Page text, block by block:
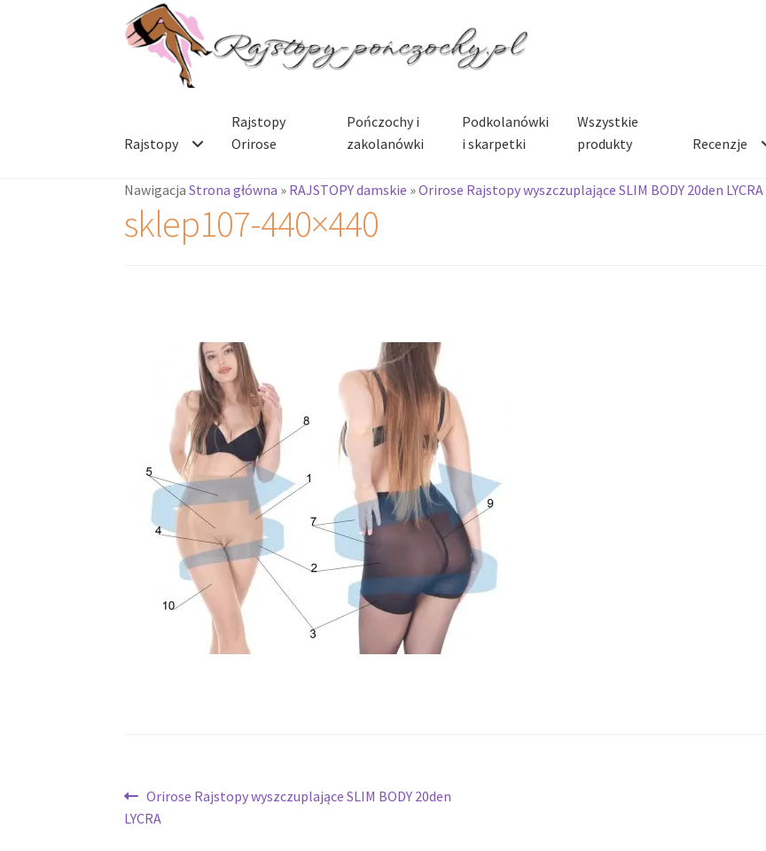
Przejdź
do
nawigacji
Przejdź
do
treści
Rajstopy
Rajstopy
Orirose
Pończochy i
zakolanówki
Podkolanówki
i skarpetki
Wszystkie
produkty
Recenzje
NawigacjaStrona główna » RAJSTOPY damskie »Orirose Rajstopy wyszczuplające SLIM BODY 20den LYCRA
sklep107-440×440
Nawigacja
wpisu
Poprzedni
wpis:
Orirose Rajstopy wyszczuplające SLIM BODY 20den
LYCRA